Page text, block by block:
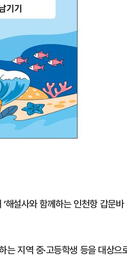
해설사와 함께하는 인천항 갑문바
는 지역 중·고등학생 등을 대상으